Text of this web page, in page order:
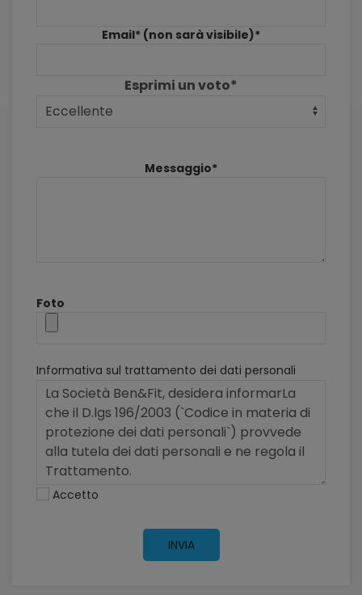
Email* (non sarà visibile)*
Esprimi un voto*
Messaggio*
Foto
Informativa sul trattamento dei dati personali
Accetto
INVIA